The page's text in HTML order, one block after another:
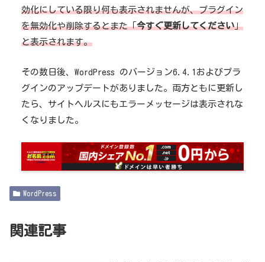
効化にしている限り何も表示されませんが、プラグイン
を無効化や削除するとまた「今すぐ更新してください」
と表示されます。
その数日後、WordPress のバージョン6.4.1およびプラ
グインのアップデートがありました。両方ともに更新し
たら、サイトヘルスにもエラーメッセージは表示されな
くなりました。
WordPress
関連記事